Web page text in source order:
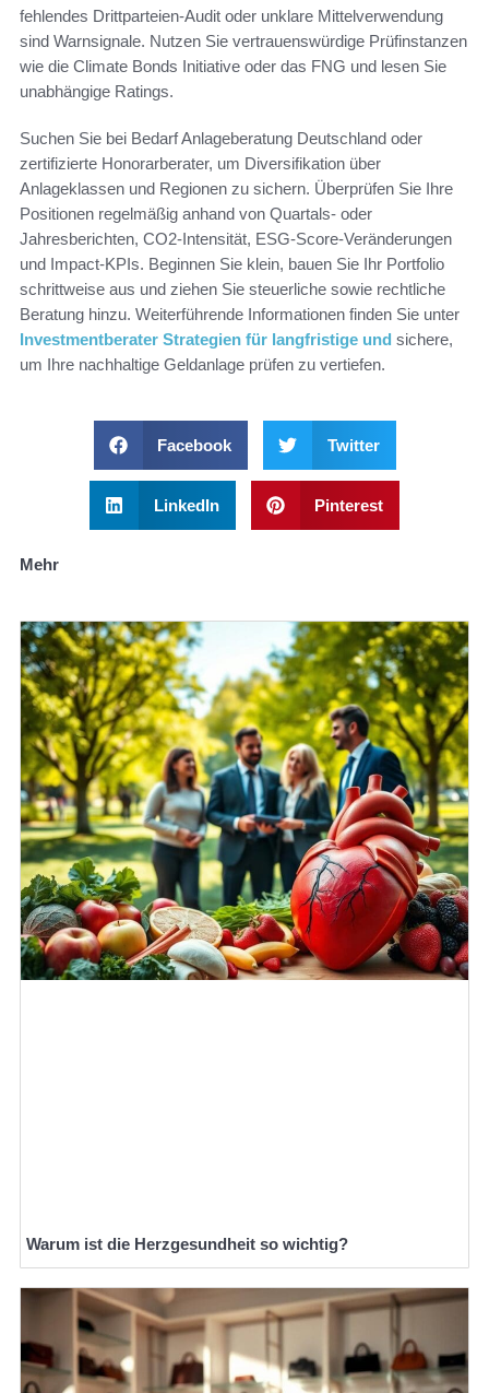
fehlendes Drittparteien-Audit oder unklare Mittelverwendung
sind Warnsignale. Nutzen Sie vertrauenswürdige Prüfinstanzen
wie die Climate Bonds Initiative oder das FNG und lesen Sie
unabhängige Ratings.
Suchen Sie bei Bedarf Anlageberatung Deutschland oder
zertifizierte Honorarberater, um Diversifikation über
Anlageklassen und Regionen zu sichern. Überprüfen Sie Ihre
Positionen regelmäßig anhand von Quartals- oder
Jahresberichten, CO2-Intensität, ESG-Score-Veränderungen
und Impact-KPIs. Beginnen Sie klein, bauen Sie Ihr Portfolio
schrittweise aus und ziehen Sie steuerliche sowie rechtliche
Beratung hinzu. Weiterführende Informationen finden Sie unter
Investmentberater Strategien für langfristige und sichere,
um Ihre nachhaltige Geldanlage prüfen zu vertiefen.
Facebook Twitter
LinkedIn Pinterest
Mehr
Warum ist die Herzgesundheit so wichtig?